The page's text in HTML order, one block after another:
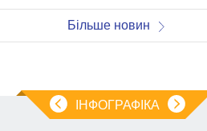
Більше новин
ІНФОГРАФІКА